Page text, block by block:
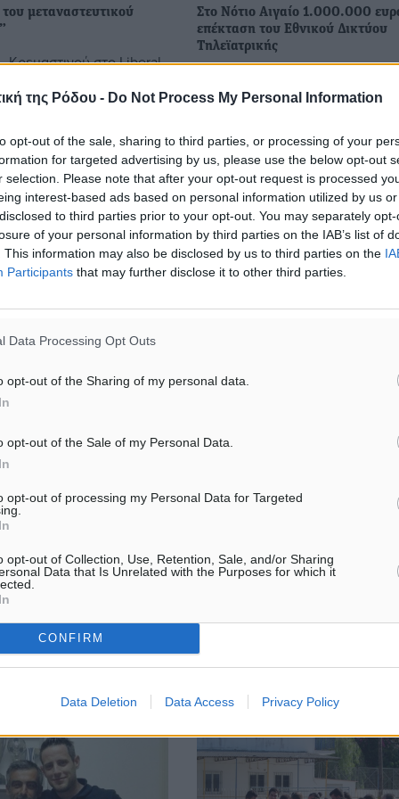
της Ρόδου - Do Not Process My Personal Information
opt-out of the sale, sharing to third parties, or processing of your
for targeted advertising by us, please use the below opt-out
selection. Please note that after your opt-out request is processed
interest-based ads based on personal information utilized by us
to third parties prior to your opt-out. You may separately
of your personal information by third parties on the IAB’s list of
This information may also be disclosed by us to third parties on the
Participants that may further disclose it to other third parties.
Data Processing Opt Outs
opt-out of the Sharing of my personal data.
opt-out of the Sale of my Personal Data.
opt-out of processing my Personal Data for Targeted
opt-out of Collection, Use, Retention, Sale, and/or Sharing
Data that Is Unrelated with the Purposes for which it
CONFIRM
Data Deletion Data Access Privacy Policy
του μεταναστευτικού
στο Liberal
έχει ήδη
λάθος που δεν
Στο Νότιο Αιγαίο 1.000.000
επέκταση του Εθνικού Δικτύου
Τηλεϊατρικής
ενέκρινε τον προϋπολογισμό για
Τηλεϊατρικής (ΕΔιΤ) σε νησιά της
Περιφέρειας Βορείου και
Αιγαίου. Το ...
30.06.18, 13:29
ο Κοντόγιαννος
Άρη Αρχαγγέλου
με κάθε επισημότητα
Όπως έγραψε η
της Παρασκευής
στα πέντε νησιά-Δείτε την πράξη
την 31η Δεκεμβρίου του 2018
να διαρκέσει ο μειωμένος ΦΠΑ
οποία σηκώνουν το κύριο ...